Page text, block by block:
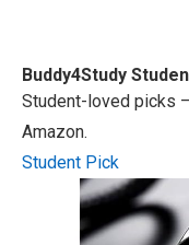
Buddy4Study
Student-loved picks
Amazon.
Student Pick